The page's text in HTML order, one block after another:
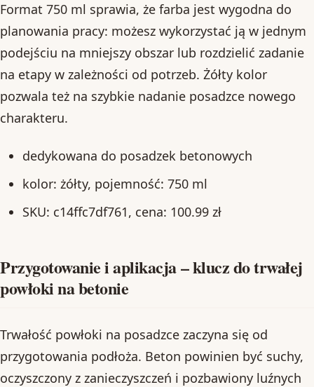
Format 750 ml sprawia, że farba jest wygodna do
planowania pracy: możesz wykorzystać ją w jednym
podejściu na mniejszy obszar lub rozdzielić zadanie
na etapy w zależności od potrzeb. Żółty kolor
pozwala też na szybkie nadanie posadzce nowego
charakteru.
dedykowana do posadzek betonowych
kolor: żółty, pojemność: 750 ml
SKU: c14ffc7df761, cena: 100.99 zł
Przygotowanie i aplikacja – klucz do trwałej
powłoki na betonie
Trwałość powłoki na posadzce zaczyna się od
przygotowania podłoża. Beton powinien być suchy,
oczyszczony z zanieczyszczeń i pozbawiony luźnych